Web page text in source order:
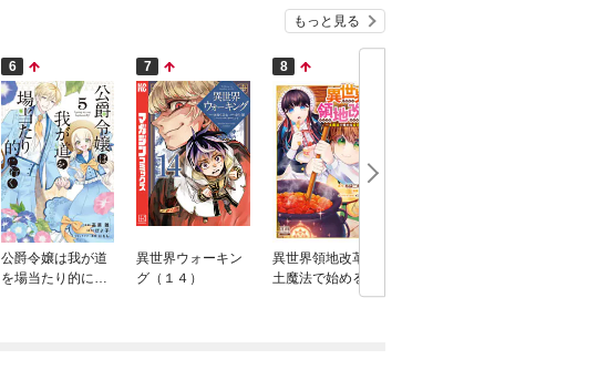
もっと見る
6
公爵令嬢は我が道
を場当たり的に行
7
異世界ウォーキン
グ（１４）
8
異世界領地改革～
土魔法で始める公
共事業～ 9巻【特